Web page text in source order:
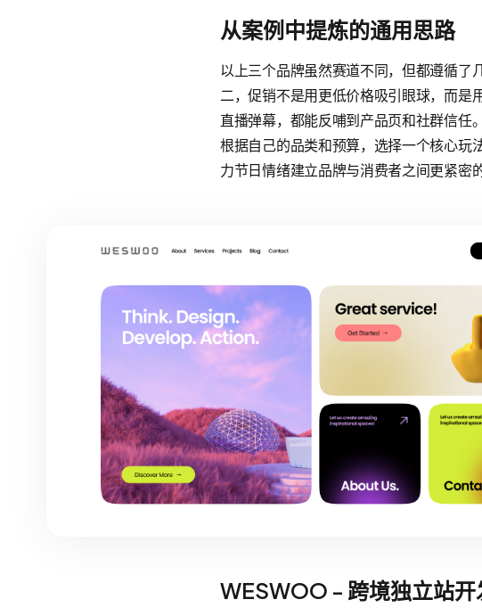
从案例中提炼的通用思路
以上三个品牌虽然赛道不同，但都遵循了
二，促销不是用更低价格吸引眼球，而是
直播弹幕，都能反哺到产品页和社群信
根据自己的品类和预算，选择一个核心玩
力节日情绪建立品牌与消费者之间更紧密
WESWOO - 跨境独立站开